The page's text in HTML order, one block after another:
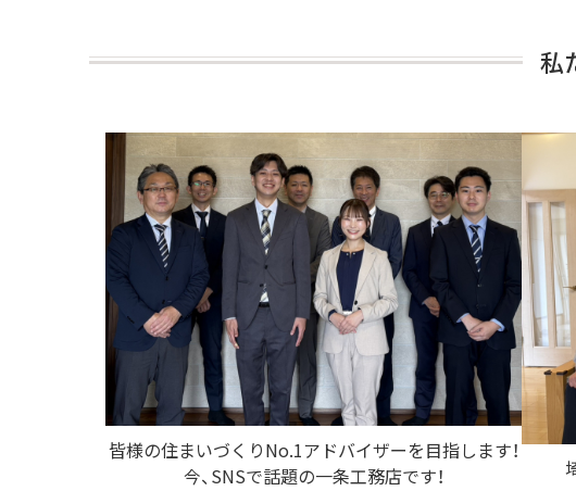
私
皆様の住まいづくりNo.1アドバイザーを目指します！
今、SNSで話題の一条工務店です！